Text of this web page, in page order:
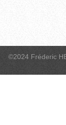
©2024 Fréderic